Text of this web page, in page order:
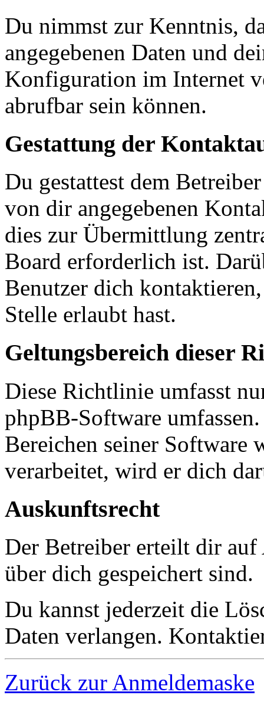
Du nimmst zur Kenntnis,
angegebenen Daten und
Konfiguration im Internet
abrufbar sein können.
Gestattung der
Du gestattest dem
von dir angegebenen
dies zur Übermittlung
Board erforderlich ist.
Benutzer dich
Stelle erlaubt hast.
Geltungsbereich dieser
Diese Richtlinie umfasst
phpBB-Software
Bereichen seiner Software
verarbeitet, wird er dich
Auskunftsrecht
Der Betreiber erteilt dir
über dich gespeichert sind.
Du kannst jederzeit die
Daten verlangen.
Zurück zur Anmeldemaske